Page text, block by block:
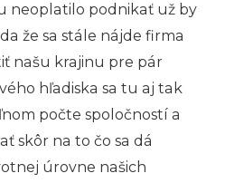
neoplatilo podnikať už by
že sa stále nájde firma
našu krajinu pre pár
hľadiska sa tu aj tak
počte spoločností a
skôr na to čo sa dá
úrovne našich